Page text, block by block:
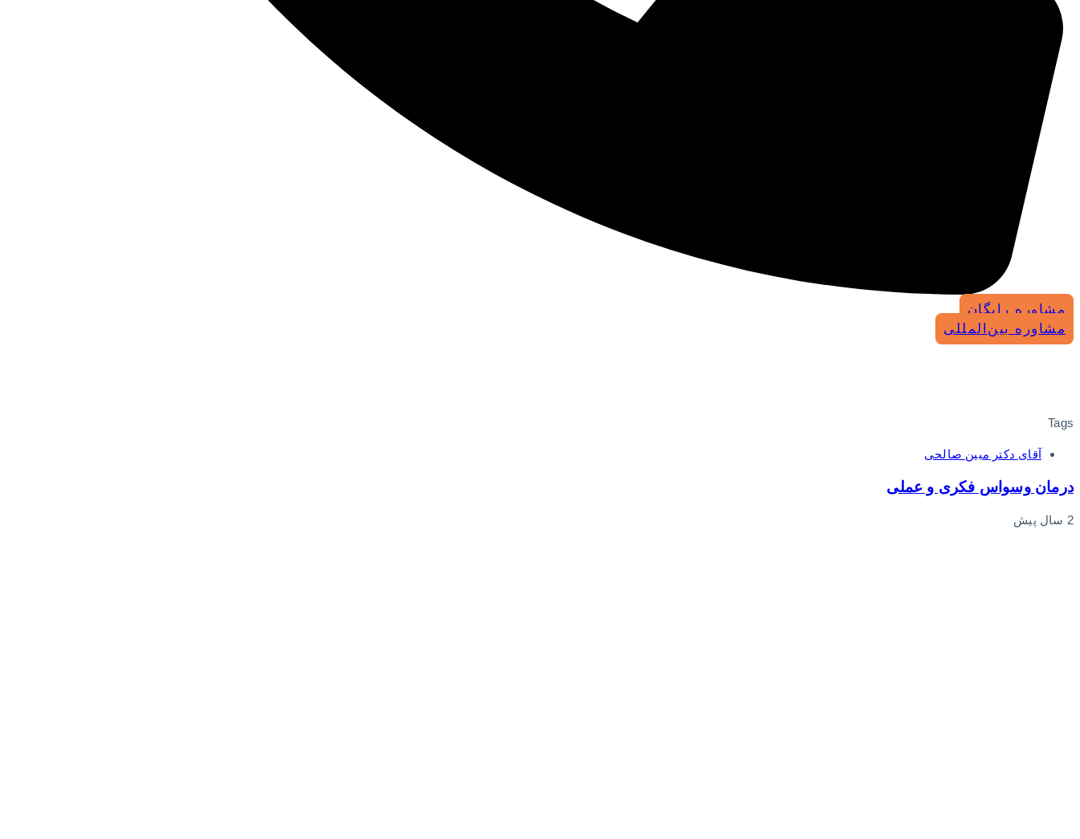
مشاوره رایگان
مشاوره بین‌المللی
Tags
آقای دکتر مبین صالحی
درمان وسواس فکری و عملی
2 سال پیش